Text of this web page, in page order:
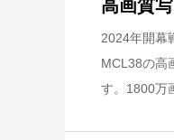
高画質
2024年開幕
MCL38の高
す。1800万